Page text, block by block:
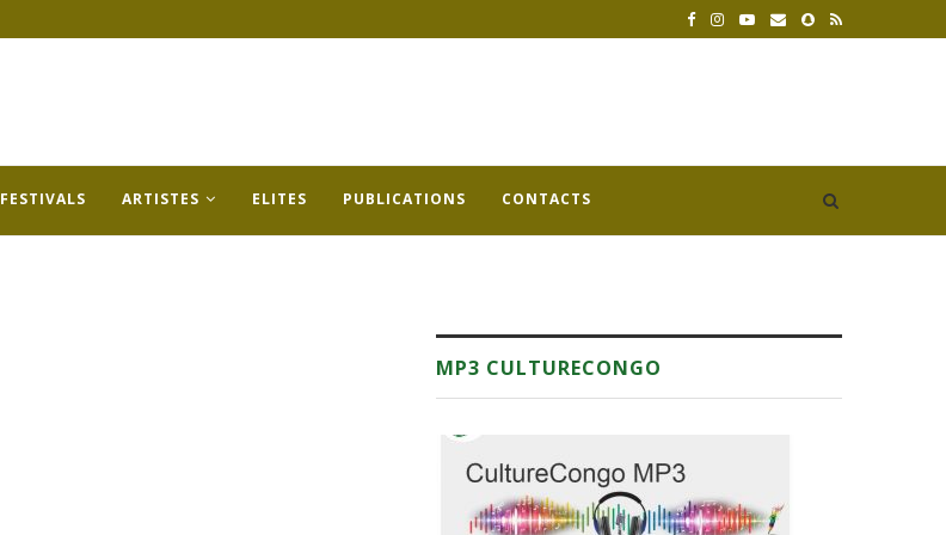
FESTIVALS ARTISTES ELITES PUBLICATIONS CONTACTS
MP3 CULTURECONGO